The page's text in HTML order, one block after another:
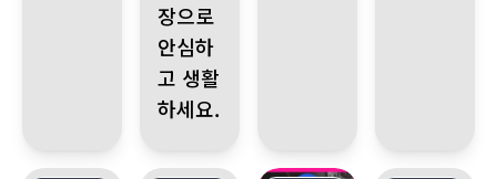
장으로
안심하
고 생활
하세요.